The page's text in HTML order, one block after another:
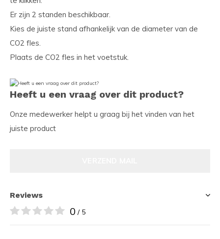
Er zijn 2 standen beschikbaar.
Kies de juiste stand afhankelijk van de diameter van de
CO2 fles.
Plaats de CO2 fles in het voetstuk.
Heeft u een vraag over dit product?
Onze medewerker helpt u graag bij het vinden van het
juiste product
Reviews
0 / 5